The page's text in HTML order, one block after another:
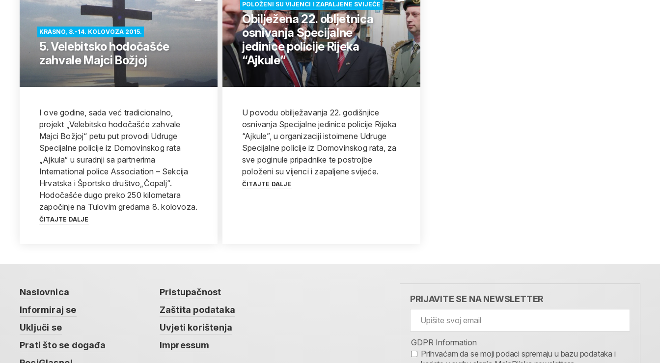
KRASNO, 8.-14. KOLOVOZA 2015.
5. Velebitsko hodočašće
zahvale Majci Božjoj
I ove godine, sada već tradicionalno,
projekt „Velebitsko hodočašće zahvale
Majci Božjoj“ petu put provodi Udruge
Specijalne policije iz Domovinskog rata
„Ajkula“ u suradnji sa partnerima
International police Association – Sekcija
Hrvatska i Športsko društvo„Čopalj“.
Hodočašće dugo preko 250 kilometara
započinje na Tulovim gredama 8. kolovoza.
ČITAJTE DALJE
POLOŽENI SU VIJENCI I ZAPALJENE SVIJEĆE
Obilježena 22. obljetnica
osnivanja Specijalne
jedinice policije Rijeka
“Ajkule”
U povodu obilježavanja 22. godišnjice
osnivanja Specijalne jedinice policije Rijeka
“Ajkule”, u organizaciji istoimene Udruge
Specijalne policije iz Domovinskog rata, za
sve poginule pripadnike te postrojbe
položeni su vijenci i zapaljene svijeće.
ČITAJTE DALJE
Naslovnica
Informiraj se
Uključi se
Prati što se događa
Pristupačnost
Zaštita podataka
Uvjeti korištenja
Impressum
PRIJAVITE SE NA NEWSLETTER
GDPR Information
Prihvaćam da se moji podaci spremaju u bazu podataka i